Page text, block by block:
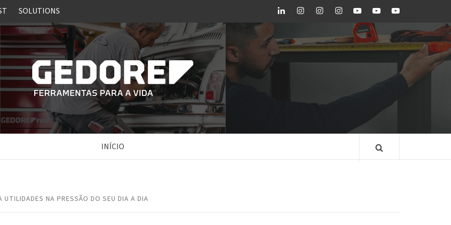
SOLUTIONS LinkedInInstagramInstagram
red
Instagram
ROBUST
Youtube
GEDORE
Youtube
GEDORE
red
Youtube
ROBUST
BLOG GEDORE
BRASIL
INÍCIO
UTILIDADES NA PRESSÃO DO SEU DIA A DIA